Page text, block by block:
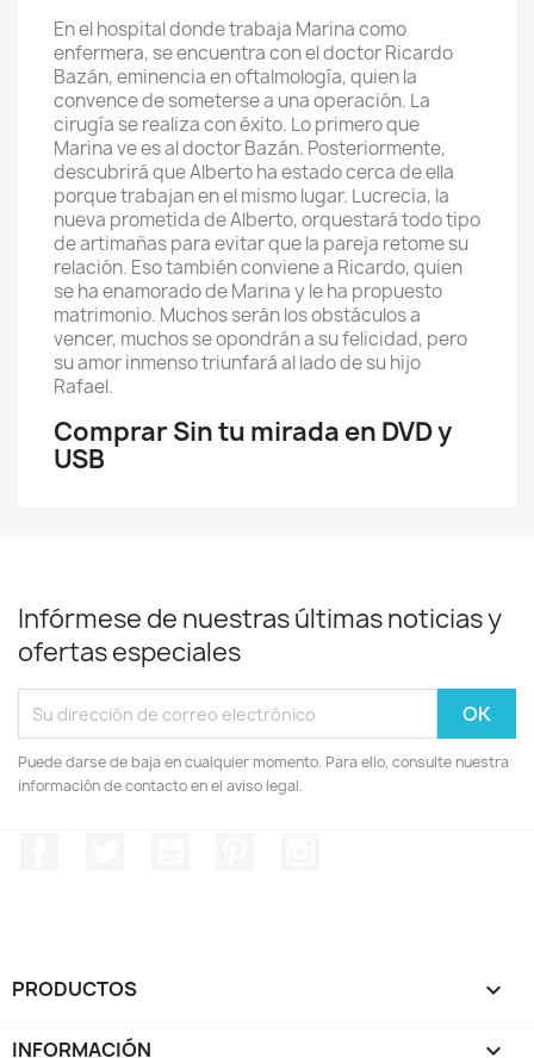
En el hospital donde trabaja Marina como
enfermera, se encuentra con el doctor Ricardo
Bazán, eminencia en oftalmología, quien la
convence de someterse a una operación. La
cirugía se realiza con éxito. Lo primero que
Marina ve es al doctor Bazán. Posteriormente,
descubrirá que Alberto ha estado cerca de ella
porque trabajan en el mismo lugar. Lucrecia, la
nueva prometida de Alberto, orquestará todo tipo
de artimañas para evitar que la pareja retome su
relación. Eso también conviene a Ricardo, quien
se ha enamorado de Marina y le ha propuesto
matrimonio. Muchos serán los obstáculos a
vencer, muchos se opondrán a su felicidad, pero
su amor inmenso triunfará al lado de su hijo
Rafael.
Comprar Sin tu mirada en DVD y
USB
Infórmese de nuestras últimas noticias y
ofertas especiales
Puede darse de baja en cualquier momento. Para ello, consulte nuestra
información de contacto en el aviso legal.
PRODUCTOS 
INFORMACIÓN 